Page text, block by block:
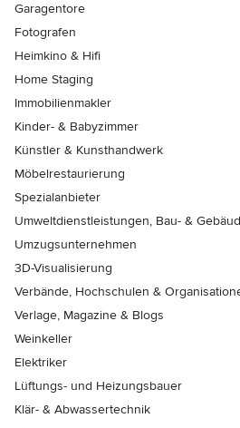
Garagentore
Fotografen
Heimkino & Hifi
Home Staging
Immobilienmakler
Kinder- & Babyzimmer
Künstler & Kunsthandwerk
Möbelrestaurierung
Spezialanbieter
Umweltdienstleistungen, Bau- &
Umzugsunternehmen
3D-Visualisierung
Verbände, Hochschulen &
Verlage, Magazine & Blogs
Weinkeller
Elektriker
Lüftungs- und Heizungsbauer
Klär- & Abwassertechnik